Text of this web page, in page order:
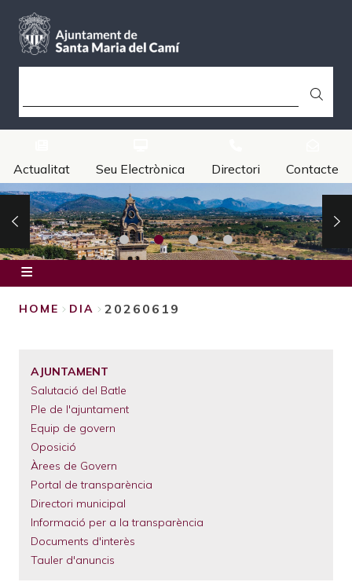
content
Actualitat Seu Electrònica Directori Contacte
Municipi
Serveis
Municipals
Tràmits
HOME DIA 20260619
AJUNTAMENT
Salutació del Batle
Ple de l'ajuntament
Equip de govern
Oposició
Àrees de Govern
Portal de transparència
Directori municipal
Informació per a la transparència
Documents d'interès
Tauler d'anuncis